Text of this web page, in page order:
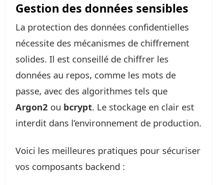
Gestion des données sensibles
La protection des données confidentielles
nécessite des mécanismes de chiffrement
solides. Il est conseillé de chiffrer les
données au repos, comme les mots de
passe, avec des algorithmes tels que
Argon2 ou bcrypt. Le stockage en clair est
interdit dans l’environnement de production.
Voici les meilleures pratiques pour sécuriser
vos composants backend :